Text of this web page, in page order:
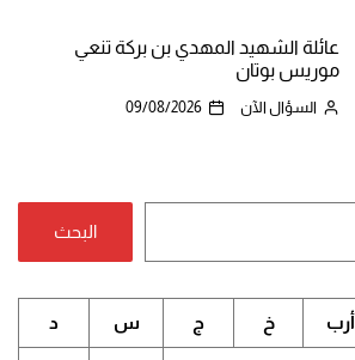
عائلة الشهيد المهدي بن بركة تنعي
موريس بوتان
السؤال الآن 09/08/2026
البحث
أرب خ ج س د